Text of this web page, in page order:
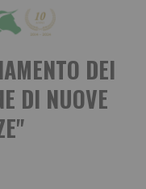
DEI
DI NUOVE